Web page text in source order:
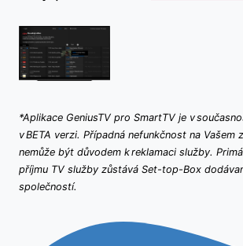
*Aplikace GeniusTV pro SmartTV je v
v BETA verzi. Případná nefunkčnost na Vašem
nemůže být důvodem k reklamaci služby.
příjmu TV služby zůstává Set-top-Box
společností.